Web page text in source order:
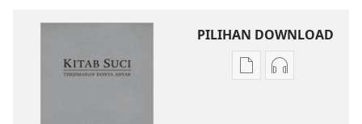
PILIHAN DOWNLOAD
PilihanPilihan